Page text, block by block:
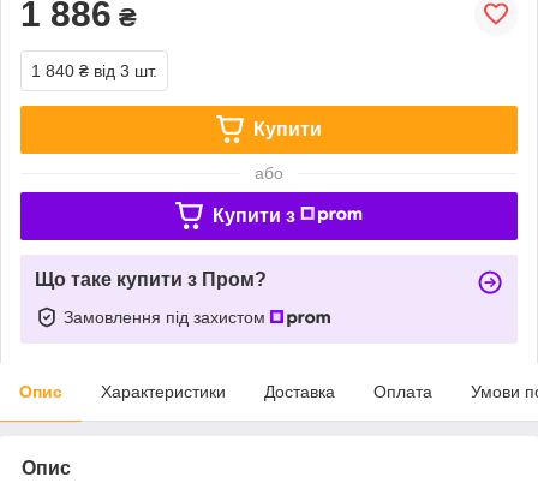
1 886 ₴
1 840 ₴ від 3 шт.
Купити
або
Купити з
Що таке купити з Пром?
Замовлення під захистом
Опис Характеристики Доставка Оплата Умови
Опис